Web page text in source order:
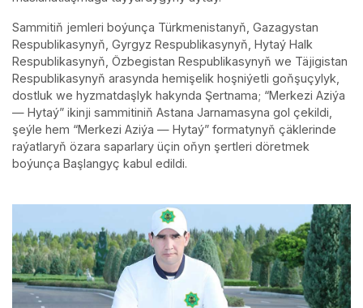
Sammitiň jemleri boýunça Türkmenistanyň, Gazagystan
Respublikasynyň, Gyrgyz Respublikasynyň, Hytaý Halk
Respublikasynyň, Özbegistan Respublikasynyň we Täjigistan
Respublikasynyň arasynda hemişelik hoşniýetli goňşuçylyk,
dostluk we hyzmatdaşlyk hakynda Şertnama; “Merkezi Aziýa
— Hytaý” ikinji sammitiniň Astana Jarnamasyna gol çekildi,
şeýle hem “Merkezi Aziýa — Hytaý” formatynyň çäklerinde
raýatlaryň özara saparlary üçin oňyn şertleri döretmek
boýunça Başlangyç kabul edildi.